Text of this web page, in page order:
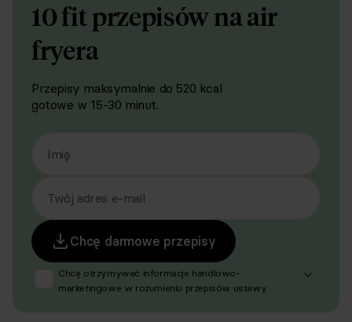
10 fit przepisów na air
fryera
Przepisy maksymalnie do 520 kcal
gotowe w 15-30 minut.
Imię
Twój adres e-mail
Chcę darmowe przepisy
Chcę otrzymywać informacje handlowo-
marketingowe w rozumieniu przepisów ustawy